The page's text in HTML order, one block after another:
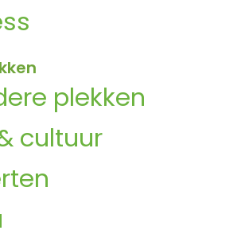
plekken
cultuur